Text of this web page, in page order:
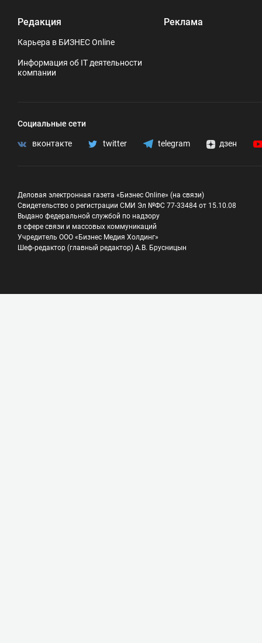
Редакция
Карьера в БИЗНЕС Online
Информация об IT деятельности
компании
Реклама
Социальные сети
вконтакте twitter telegram дзен
Деловая электронная газета «Бизнес Online» (на связи)
Свидетельство о регистрации СМИ Эл №ФС 77-33484 от 15.10.08
Выдано федеральной службой по надзору
в сфере связи и массовых коммуникаций
Учредитель ООО «Бизнес Медия Холдинг»
Шеф-редактор (главный редактор) А.В. Брусницын